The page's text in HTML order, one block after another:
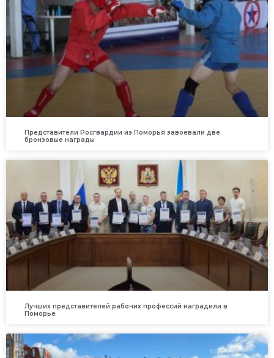
Представители Росгвардии из Поморья завоевали две
бронзовые награды
Лучших представителей рабочих профессий наградили в
Поморье